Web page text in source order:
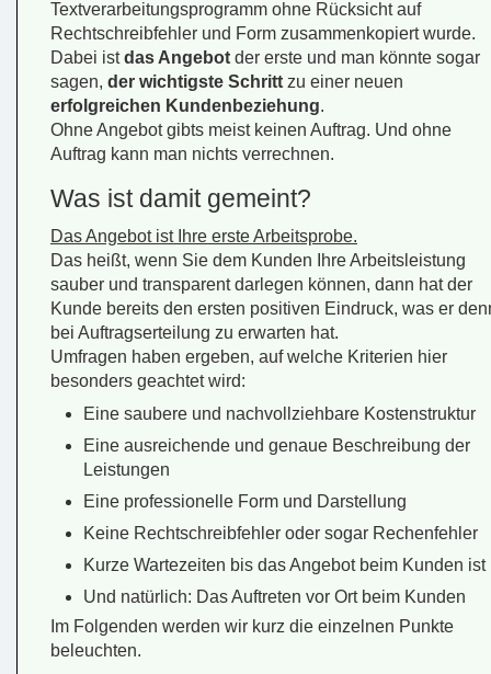
Textverarbeitungsprogramm ohne Rücksicht auf
Rechtschreibfehler und Form zusammenkopiert wurde.
Dabei istdas Angebot der erste und man könnte sogar
sagen, der wichtigste Schritt zu einer neuen
erfolgreichen Kundenbeziehung.
Ohne Angebot gibts meist keinen Auftrag. Und ohne
Auftrag kann man nichts verrechnen.
Was ist damit gemeint?
Das Angebot ist Ihre erste Arbeitsprobe.
Das heißt, wenn Sie dem Kunden Ihre Arbeitsleistung
sauber und transparent darlegen können, dann hat der
Kunde bereits den ersten positiven Eindruck, was er
bei Auftragserteilung zu erwarten hat.
Umfragen haben ergeben, auf welche Kriterien hier
besonders geachtet wird:
Eine saubere und nachvollziehbare Kostenstruktur
Eine ausreichende und genaue Beschreibung der
Leistungen
Eine professionelle Form und Darstellung
Keine Rechtschreibfehler oder sogar Rechenfehler
Kurze Wartezeiten bis das Angebot beim Kunden ist
Und natürlich: Das Auftreten vor Ort beim Kunden
Im Folgenden werden wir kurz die einzelnen Punkte
beleuchten.